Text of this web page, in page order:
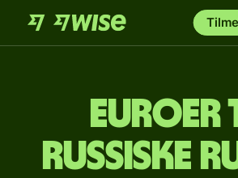
Euroer
russiske